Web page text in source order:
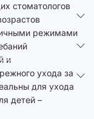
стоматологов
режимами
и
ухода за
для ухода
детей –